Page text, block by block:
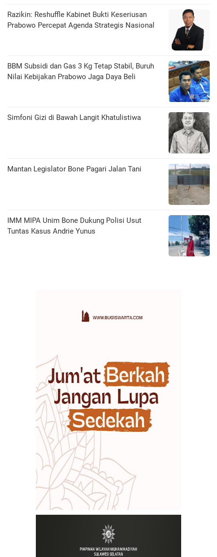
Razikin: Reshuffle Kabinet Bukti Keseriusan
Prabowo Percepat Agenda Strategis Nasional
BBM Subsidi dan Gas 3 Kg Tetap Stabil, Buruh
Nilai Kebijakan Prabowo Jaga Daya Beli
​Simfoni Gizi di Bawah Langit Khatulistiwa
Mantan Legislator Bone Pagari Jalan Tani
IMM MIPA Unim Bone Dukung Polisi Usut
Tuntas Kasus Andrie Yunus